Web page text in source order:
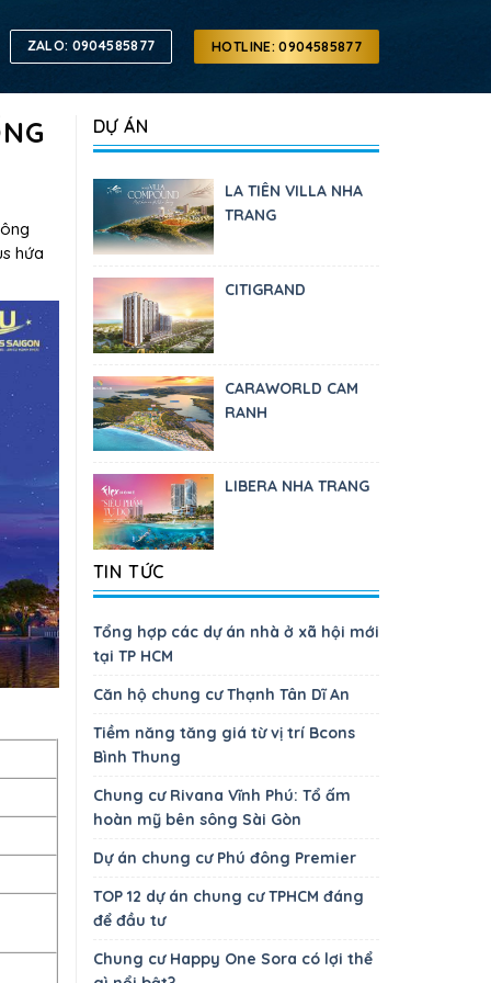
ZALO: 0904585877 HOTLINE: 0904585877
hứa
DỰ ÁN
LA TIÊN VILLA NHA
TRANG
CITIGRAND
CARAWORLD CAM
RANH
LIBERA NHA TRANG
TIN TỨC
Tổng hợp các dự án nhà ở xã hội mới
tại TP HCM
Căn hộ chung cư Thạnh Tân Dĩ An
Tiềm năng tăng giá từ vị trí Bcons
Bình Thung
Chung cư Rivana Vĩnh Phú: Tổ ấm
hoàn mỹ bên sông Sài Gòn
Dự án chung cư Phú đông Premier
TOP 12 dự án chung cư TPHCM đáng
để đầu tư
Chung cư Happy One Sora có lợi thể